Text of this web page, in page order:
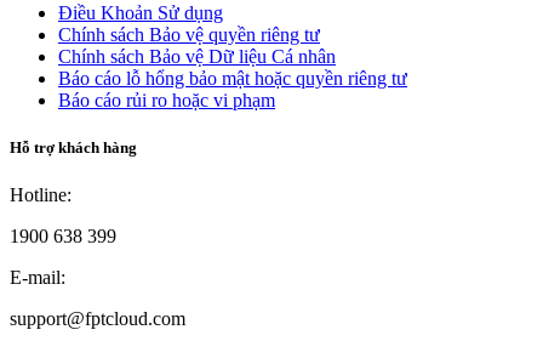
Điều Khoản Sử dụng
Chính sách Bảo vệ quyền riêng tư
Chính sách Bảo vệ Dữ liệu Cá nhân
Báo cáo lỗ hổng bảo mật hoặc quyền riêng tư
Báo cáo rủi ro hoặc vi phạm
Hỗ trợ khách hàng
Hotline:
1900 638 399
E-mail:
support@fptcloud.com